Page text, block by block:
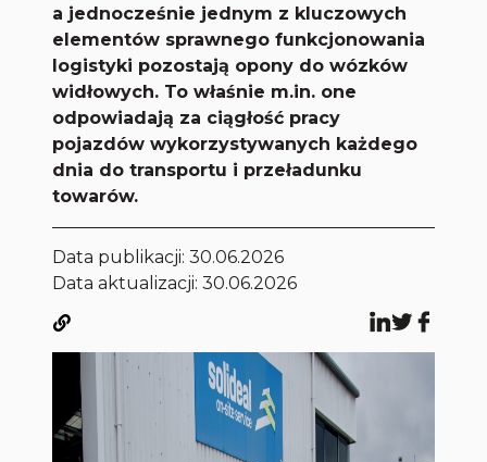
a jednocześnie jednym z kluczowych
elementów sprawnego funkcjonowania
logistyki pozostają opony do wózków
widłowych. To właśnie m.in. one
odpowiadają za ciągłość pracy
pojazdów wykorzystywanych każdego
dnia do transportu i przeładunku
towarów.
Data publikacji:30.06.2026
Data aktualizacji: 30.06.2026